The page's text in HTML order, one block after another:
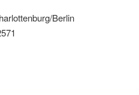
Berlin